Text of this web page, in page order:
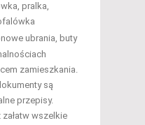
pralka,
ubrania, buty
zamieszkania.
są
przepisy.
wszelkie